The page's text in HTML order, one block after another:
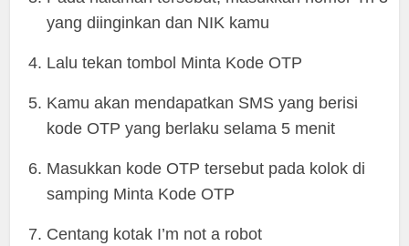
yang diinginkan dan NIK kamu
Lalu tekan tombol Minta Kode OTP
Kamu akan mendapatkan SMS yang berisi
kode OTP yang berlaku selama 5 menit
Masukkan kode OTP tersebut pada kolok di
samping Minta Kode OTP
Centang kotak I’m not a robot